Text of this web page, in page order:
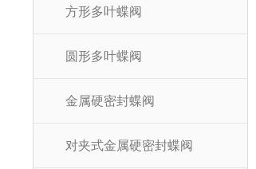
方形多叶蝶阀
圆形多叶蝶阀
金属硬密封蝶阀
对夹式金属硬密封蝶阀